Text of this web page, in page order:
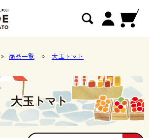
» 商品一覧 » 大玉トマト
大玉トマト